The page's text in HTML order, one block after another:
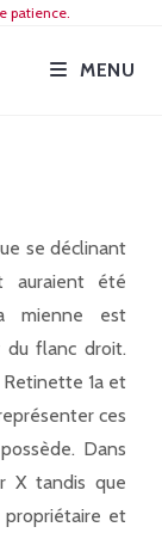
patience.
MENU
se déclinant
auraient été
mienne est
du flanc droit.
1a et
ces
Dans
X tandis que
propriétaire et